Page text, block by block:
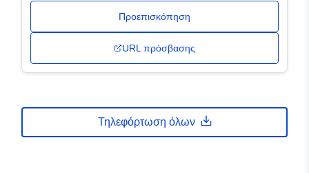
Προεπισκόπηση
URL πρόσβασης
Τηλεφόρτωση όλων